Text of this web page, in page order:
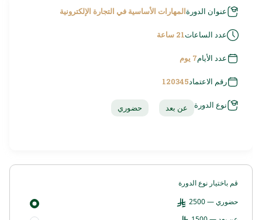
عنوان الدورةالمهارات الأساسية في التجارة الإلكترونية
عدد الساعات21 ساعة
عدد الأيام7 يوم
رقم الاعتماد120345
نوع الدورة عن بعد حضوري
قم باختيار نوع الدورة
حضوري — 2500